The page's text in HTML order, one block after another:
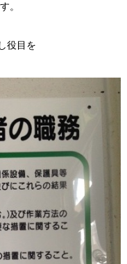
。
役目を